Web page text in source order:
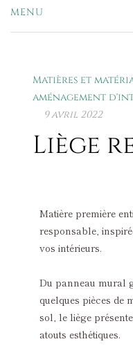
MENU
Matières et
aménagement
9 avril 2022
Liège
Matière première
responsable,
vos intérieurs.
Du panneau mural
quelques pièces de
sol, le liège
atouts esthétiques.